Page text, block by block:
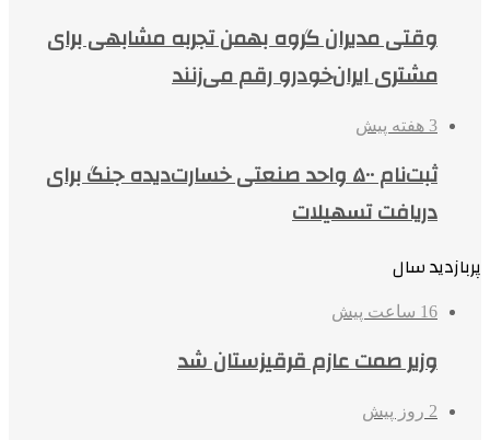
وقتی مدیران گروه بهمن تجربه مشابهی برای
مشتری ایران‌خودرو رقم می‌زنند
3 هفته پیش
ثبت‌نام ۵۰۰ واحد صنعتی خسارت‌دیده جنگ برای
دریافت تسهیلات
پربازدید سال
16 ساعت پیش
وزیر صمت عازم قرقیزستان شد
2 روز پیش